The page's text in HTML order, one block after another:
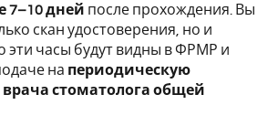
7–10 дней после прохождения. Вы
скан удостоверения, но и
эти часы будут видны в ФРМР и
на периодическую
стоматолога общей